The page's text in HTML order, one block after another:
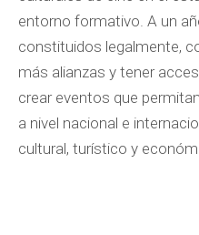
entorno formativo. A un
constituidos legalmente,
más alianzas y tener
crear eventos que
a nivel nacional e
cultural, turístico y